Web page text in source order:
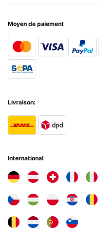
Moyen de paiement
Livraison:
International